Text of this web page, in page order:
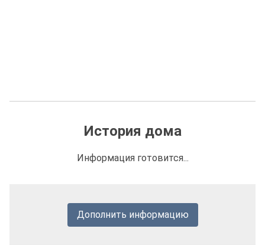
История дома
Информация готовится...
Дополнить информацию